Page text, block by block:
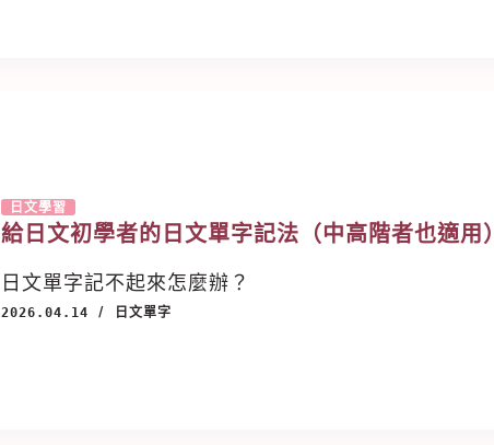
日文學習
給日文初學者的日文單字記法（中高階者也適用）
日文單字記不起來怎麼辦？
2026.04.14 日文單字